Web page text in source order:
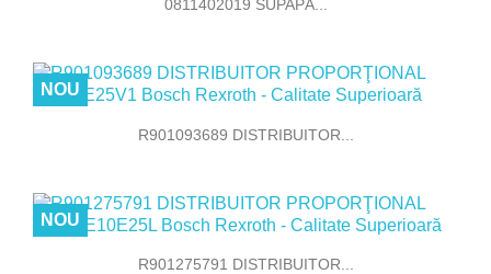
0811402019 SUPAPĂ...
R901093689 DISTRIBUITOR...
NOU
R901275791 DISTRIBUITOR...
NOU